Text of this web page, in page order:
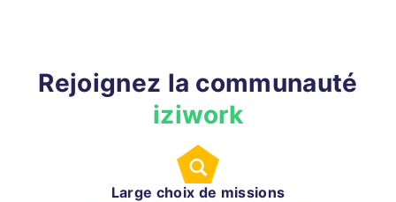
Rejoignez la communauté
iziwork
Large choix de missions